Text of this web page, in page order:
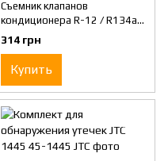
Съемник клапанов
кондиционера R-12 / R134a
JTC 1138
314 грн
Купить